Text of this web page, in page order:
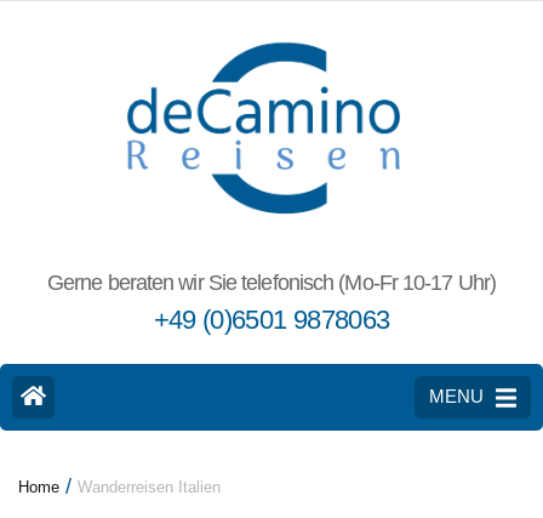
Gerne beraten wir Sie telefonisch (Mo-Fr 10-17 Uhr)
+49 (0)6501 9878063
MENU
Home / Wanderreisen Italien